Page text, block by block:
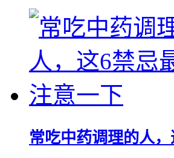
常吃中药调理的人